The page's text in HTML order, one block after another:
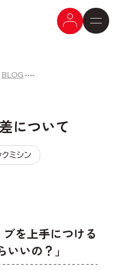
BLOG
について
ミシン
ブを上手につける
いの？」